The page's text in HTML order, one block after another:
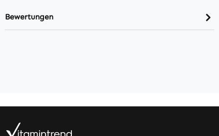
Bewertungen